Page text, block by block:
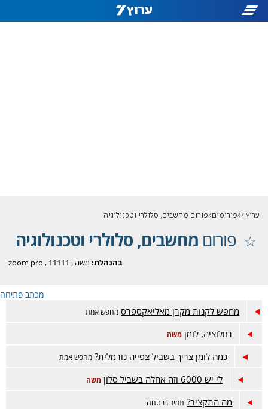
ערוץ 7 פורומים פורום מחשבים, סלולרי וטכנולוגיה
פורום מחשבים, סלולרי וטכנולוגיה
בהנהלת: משה ,
11111
,
zoom pro
מכתב פתיחה
מחפש לקנות מקרן מאליאקספרס מחפש אמת
רזולוציה, לומן משה
כמה לומן צריך בשביל צפייה נורמלית? מחפש אמת
לי יש 6000 וזה אחלה בשביל סלון משה
מה התקציב? תמיד בבטחה